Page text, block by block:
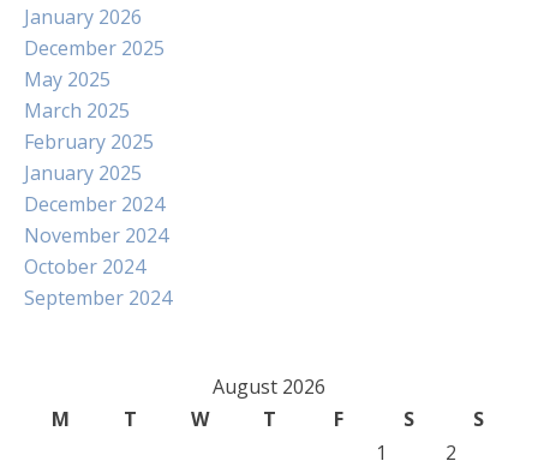
January 2026
December 2025
May 2025
March 2025
February 2025
January 2025
December 2024
November 2024
October 2024
September 2024
August 2026
M
T W T F S
S
1
2